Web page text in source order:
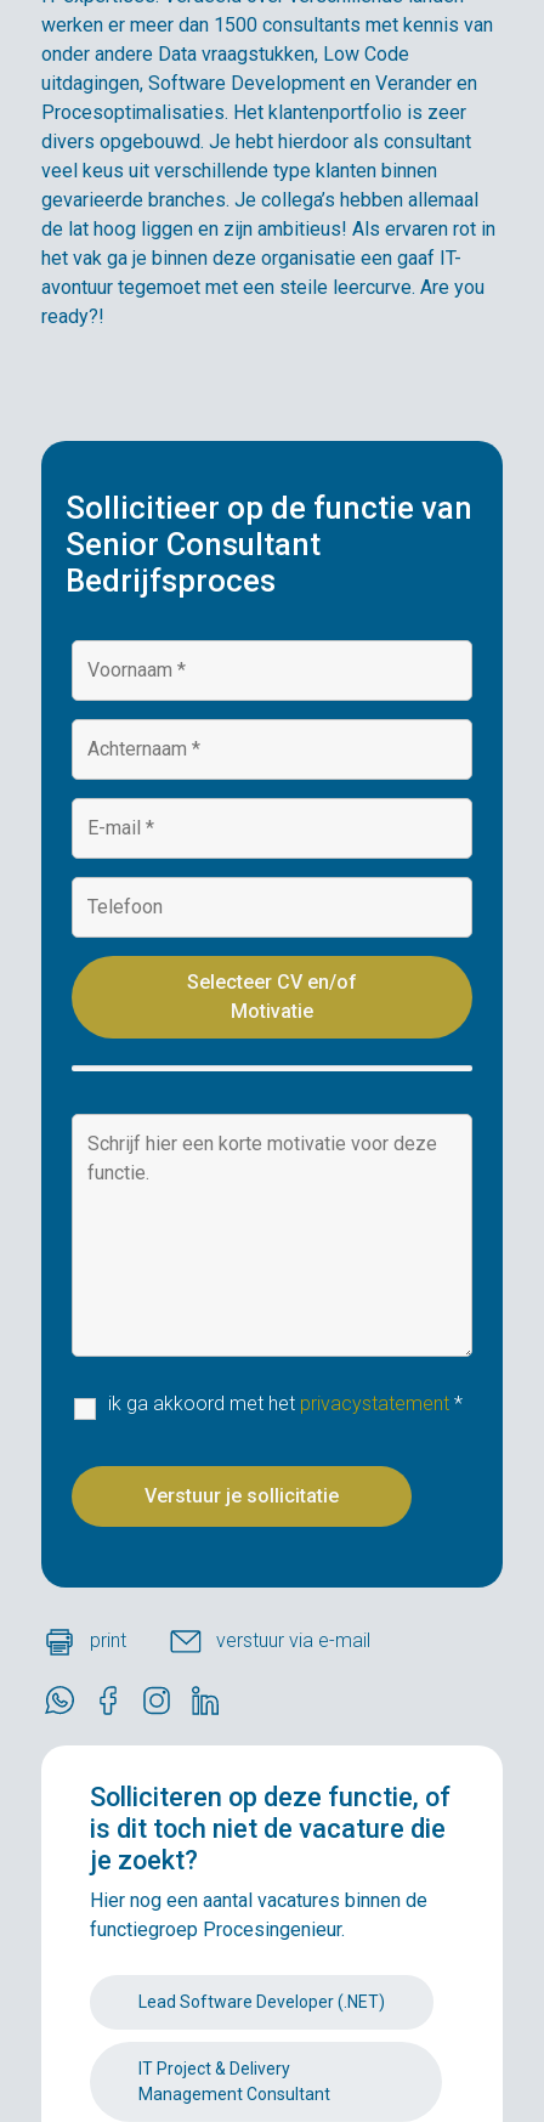
werken er meer dan 1500 consultants met kennis van
onder andere Data vraagstukken, Low Code
uitdagingen, Software Development en Verander en
Procesoptimalisaties. Het klantenportfolio is zeer
divers opgebouwd. Je hebt hierdoor als consultant
veel keus uit verschillende type klanten binnen
gevarieerde branches. Je collega’s hebben allemaal
de lat hoog liggen en zijn ambitieus! Als ervaren rot in
het vak ga je binnen deze organisatie een gaaf IT-
avontuur tegemoet met een steile leercurve. Are you
ready?!
Sollicitieer op de functie van
Senior Consultant
Bedrijfsproces
Selecteer CV en/of
Motivatie
ik ga akkoord met het privacystatement*
print verstuur via e-mail
Solliciteren op deze functie, of
is dit toch niet de vacature die
je zoekt?
Hier nog een aantal vacatures binnen de
functiegroep Procesingenieur.
Lead Software Developer (.NET)
IT Project & Delivery
Management Consultant